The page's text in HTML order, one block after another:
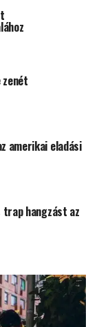
amerikai eladási
hangzást az